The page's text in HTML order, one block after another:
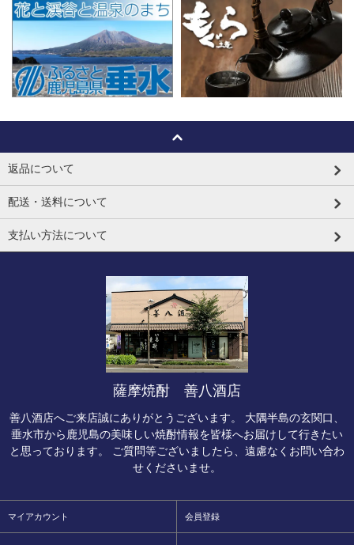
返品について
配送・送料について
支払い方法について
薩摩焼酎 善八酒店
善八酒店へご来店誠にありがとうございます。 大隅半島の玄関口、
垂水市から鹿児島の美味しい焼酎情報を皆様へお届けして行きたい
と思っております。 ご質問等ございましたら、遠慮なくお問い合わ
せくださいませ。
マイアカウント 会員登録